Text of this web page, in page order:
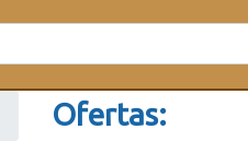
Ofertas: